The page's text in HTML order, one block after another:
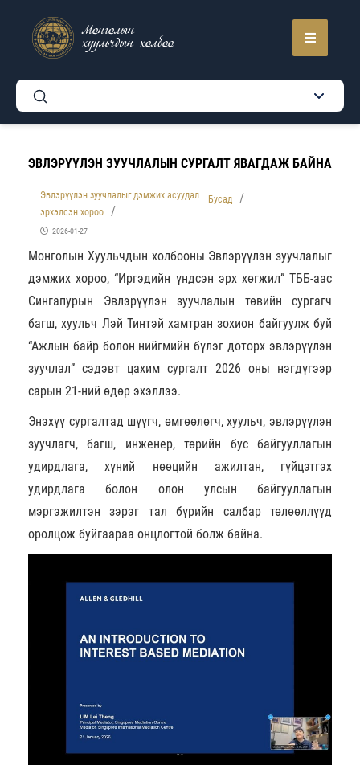
Монголын
хуульчдын холбоо
ЭВЛЭРҮҮЛЭН ЗУУЧЛАЛЫН СУРГАЛТ ЯВАГДАЖ БАЙНА
Эвлэрүүлэн зуучлалыг дэмжих асуудал
эрхэлсэн хороо
Бусад
2026-01-27
Монголын Хуульчдын холбооны Эвлэрүүлэн зуучлалыг
дэмжих хороо, “Иргэдийн үндсэн эрх хөгжил” ТББ-аас
Сингапурын Эвлэрүүлэн зуучлалын төвийн сургагч
багш, хуульч Лэй Тинтэй хамтран зохион байгуулж буй
“Ажлын байр болон нийгмийн бүлэг доторх эвлэрүүлэн
зуучлал” сэдэвт цахим сургалт 2026 оны нэгдүгээр
сарын 21-ний өдөр эхэллээ.
Энэхүү сургалтад шүүгч, өмгөөлөгч, хуульч, эвлэрүүлэн
зуучлагч, багш, инженер, төрийн бус байгууллагын
удирдлага, хүний нөөцийн ажилтан, гүйцэтгэх
удирдлага болон олон улсын байгууллагын
мэргэжилтэн зэрэг тал бүрийн салбар төлөөллүүд
оролцож буйгаараа онцлогтой болж байна.